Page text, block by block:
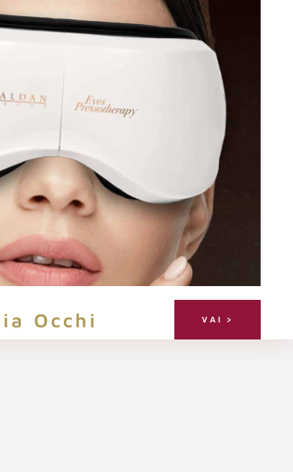
Occhi VAI >